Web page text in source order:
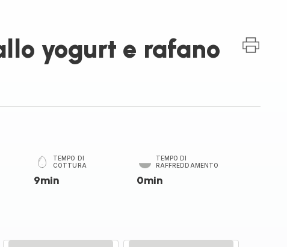
yogurt e rafano
TEMPO DI
COTTURA
9min
TEMPO DI
RAFFREDDAMENTO
0min